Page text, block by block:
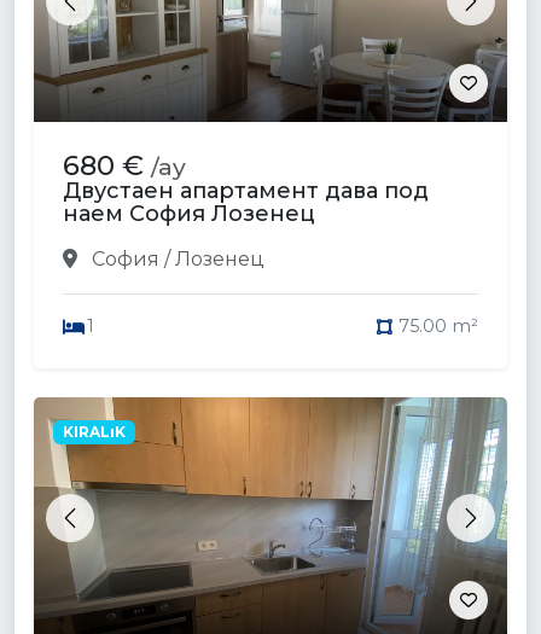
Previous Next
680 € /ay
Двустаен апартамент дава под
наем София Лозенец
София / Лозенец
1 75.00 m²
Previous Next
KIRALıK